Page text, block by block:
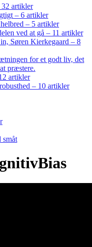
artikler
– 6 artikler
– 5 artikler
ved at gå – 11 artikler
Søren Kierkegaard – 8
for et godt liv, det
præstere.
artikler
– 10 artikler
småt